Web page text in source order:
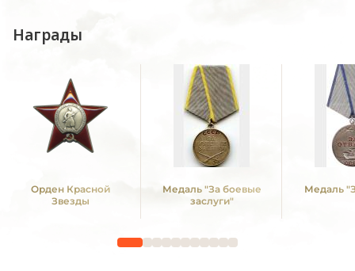
Награды
Орден Красной
Звезды
Медаль "За боевые
заслуги"
Медаль